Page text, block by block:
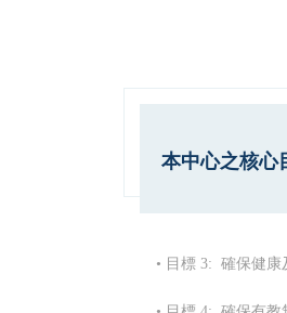
本中心之核心
• 目標 3: 確保健康